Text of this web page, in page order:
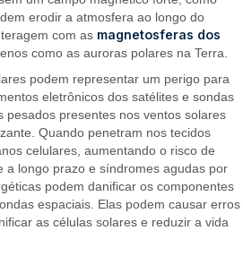
erodir a atmosfera ao longo do
com as magnetosferas dos
como as auroras polares na Terra.
podem representar um perigo para
eletrônicos dos satélites e sondas
pesados presentes nos ventos solares
Quando penetram nos tecidos
celulares, aumentando o risco de
a longo prazo e síndromes agudas por
podem danificar os componentes
espaciais. Elas podem causar erros
as células solares e reduzir a vida